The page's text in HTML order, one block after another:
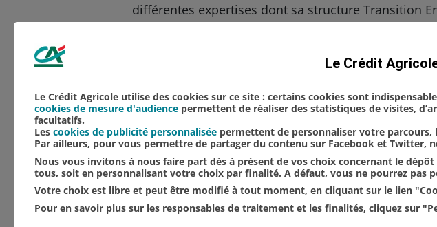
différentes expertises dont sa structure Transition
Innovation
NOS ACTUALITÉS
Le Crédit
Le Crédit Agricole utilise des cookies sur ce site : certains cookies sont
cookies de mesure d'audience permettent de réaliser des statistiques de visites,
facultatifs.
Les cookies de publicité personnalisée permettent de personnaliser votre
Par ailleurs, pour vous permettre de partager du contenu sur Facebook et Twitter,
Nous vous invitons à nous faire part dès à présent de vos choix concernant le
tous, soit en personnalisant votre choix par finalité. A défaut, vous ne pourrez pas
Votre choix est libre et peut être modifié à tout moment, en cliquant sur le lien
Pour en savoir plus sur les responsables de traitement et les finalités, cliquez sur